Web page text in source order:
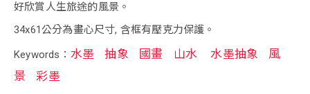
好欣賞人生旅途的風景。
34x61公分為畫心尺寸, 含框有壓克力保護。
Keywords： 水墨 抽象 國畫 山水 水墨抽象
風
景
彩墨